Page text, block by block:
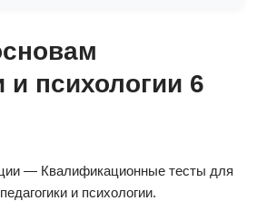
и психологии 6
— Квалификационные тесты для
и психологии.